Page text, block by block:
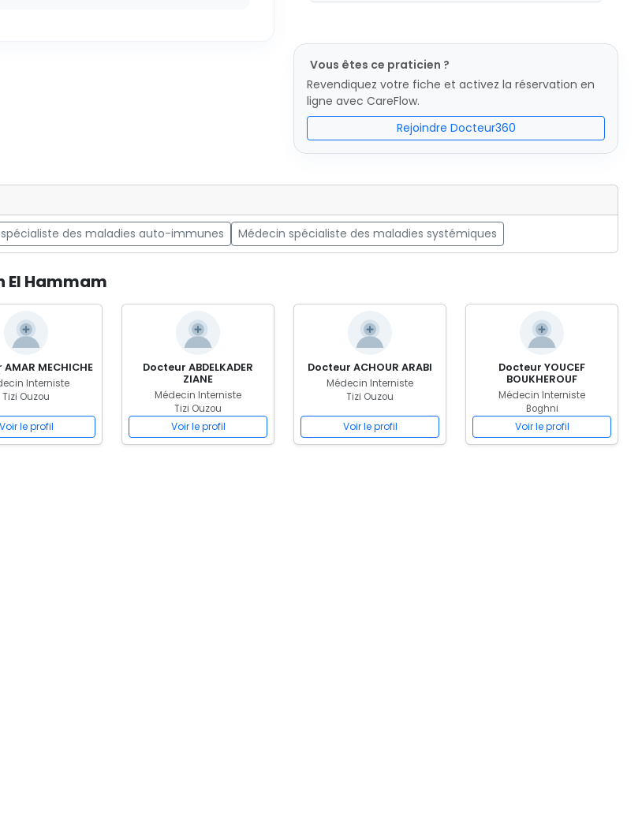
Vous êtes ce praticien ?
Revendiquez votre fiche et activez la réservation en
ligne avec CareFlow.
Rejoindre Docteur360
des maladies auto-immunes Médecin spécialiste des maladies systémiques
El Hammam
MECHICHE
Interniste
Tizi Ouzou
Voir le profil
Docteur ABDELKADER
ZIANE
Médecin Interniste
Tizi Ouzou
Voir le profil
Docteur ACHOUR ARABI
Médecin Interniste
Tizi Ouzou
Voir le profil
Docteur YOUCEF
BOUKHEROUF
Médecin Interniste
Boghni
Voir le profil